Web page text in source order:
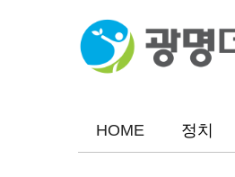
HOME 정치